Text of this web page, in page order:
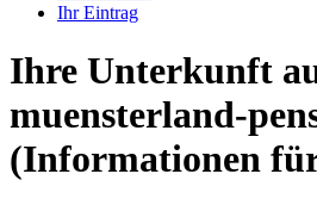
Ihr Eintrag
Ihre Unterkunft
muensterland-
(Informationen